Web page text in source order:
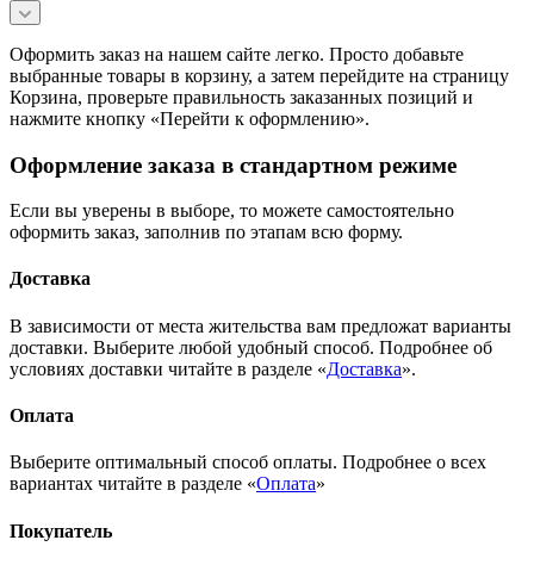
Оформить заказ на нашем сайте легко. Просто добавьте
выбранные товары в корзину, а затем перейдите на страницу
Корзина, проверьте правильность заказанных позиций и
нажмите кнопку «Перейти к оформлению».
Оформление заказа в стандартном режиме
Если вы уверены в выборе, то можете самостоятельно
оформить заказ, заполнив по этапам всю форму.
Доставка
В зависимости от места жительства вам предложат варианты
доставки. Выберите любой удобный способ. Подробнее об
условиях доставки читайте в разделе «Доставка».
Оплата
Выберите оптимальный способ оплаты. Подробнее о всех
вариантах читайте в разделе «Оплата»
Покупатель